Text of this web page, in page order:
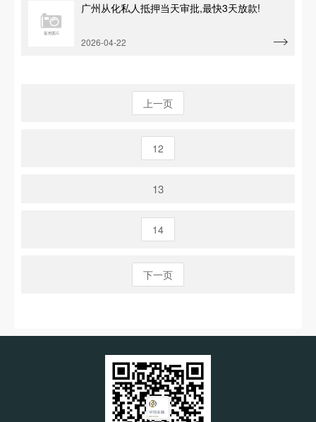
广州从化私人抵押当天审批,最快3天放款!
2026-04-22
上一页
12
13
14
下一页